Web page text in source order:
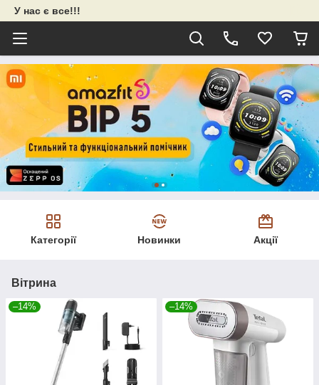
У нас є все!!!
Категорії Новинки Акції
Вітрина
–14% –14%